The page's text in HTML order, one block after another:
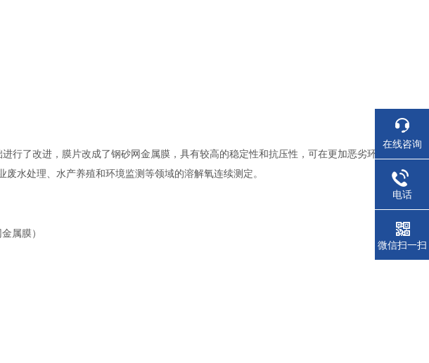
行了改进，膜片改成了钢砂网金属膜，具有较高的稳定性和抗压性，可在更加恶劣环
水处理、水产养殖和环境监测等领域的溶解氧连续测定。
属膜）
在线咨询
电话
微信扫一扫